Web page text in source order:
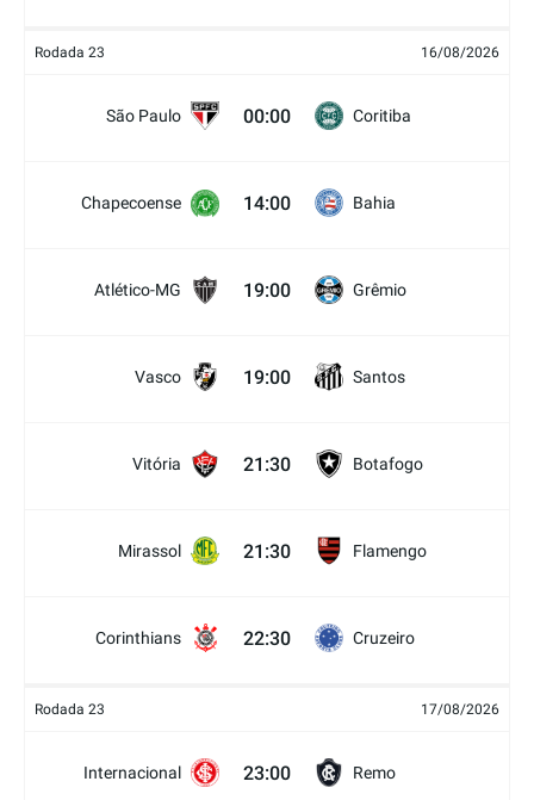
Rodada 23 16/08/2026
São Paulo 00:00 Coritiba
Chapecoense 14:00 Bahia
Atlético-MG 19:00 Grêmio
Vasco 19:00 Santos
Vitória 21:30 Botafogo
Mirassol 21:30 Flamengo
Corinthians 22:30 Cruzeiro
Rodada 23 17/08/2026
Internacional 23:00 Remo